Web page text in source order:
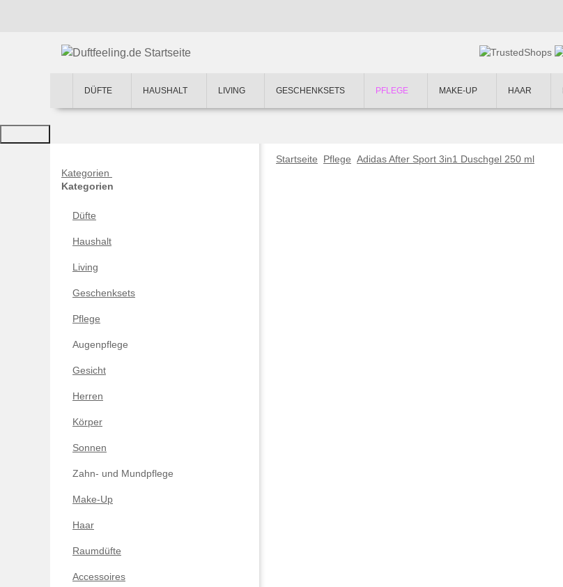
DÜFTE HAUSHALT LIVING GESCHENKSETS PFLEGE MAKE-UP HAAR
Startseite Pflege Adidas After Sport 3in1 Duschgel 250 ml
Kategorien
Kategorien
Düfte
Haushalt
Living
Geschenksets
Pflege
Augenpflege
Gesicht
Herren
Körper
Sonnen
Zahn- und Mundpflege
Make-Up
Haar
Raumdüfte
Accessoires